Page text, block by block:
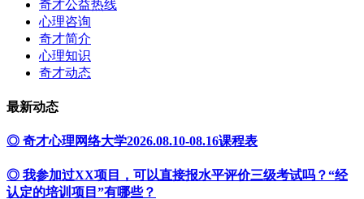
奇才公益热线
心理咨询
奇才简介
心理知识
奇才动态
最新动态
◎ 奇才心理网络大学2026.08.10-08.16课程表
◎ 我参加过XX项目，可以直接报水平评价三级考试吗？“经
认定的培训项目”有哪些？